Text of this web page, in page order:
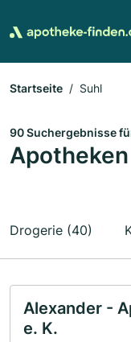
Startseite Suhl
90 Suchergebnisse
Drogerie (40)
Alexander -
e. K.